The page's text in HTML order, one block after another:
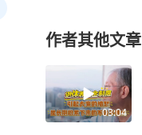
作者其他文章
03:04